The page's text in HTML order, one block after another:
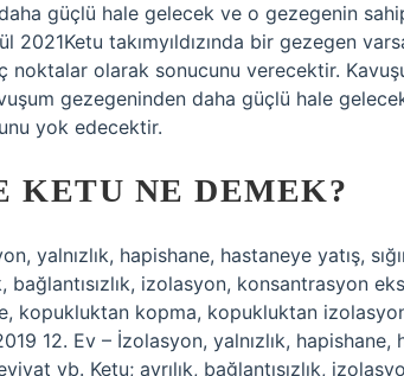
güçlü hale gelecek ve o gezegenin
2021Ketu takımyıldızında bir gezegen
noktalar olarak sonucunu verecektir.
gezegeninden daha güçlü hale
yok edecektir.
KETU NE DEMEK?
yalnızlık, hapishane, hastaneye yatış,
bağlantısızlık, izolasyon, konsantrasyon
kopukluktan kopma, kopukluktan
12. Ev – İzolasyon, yalnızlık, hapishane,
vb. Ketu; ayrılık, bağlantısızlık,